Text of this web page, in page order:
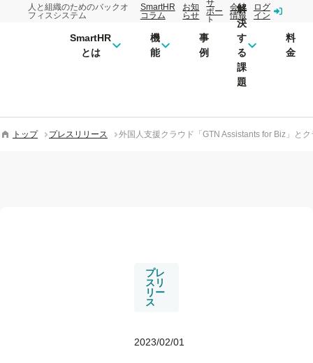
人と組織のためのバックオ
フィスシステム
SmartHR
コラム
お知
らせ
サ
ポー
ト
会社
情報
ログ
イン
SmartHR
とは
機
能
事
例
解
決
す
る
課
題
料
金
トップ プレスリリース 外国人支援クラウド「GTN Assistants for Biz」と
プレ
スリ
リー
ス
2023/02/01